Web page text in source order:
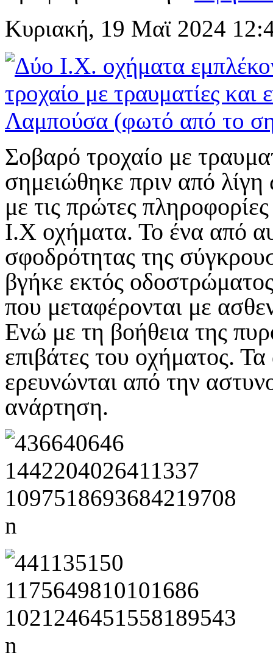
Κυριακή, 19 Μαϊ 2024
Σοβαρό τροχαίο με
σημειώθηκε πριν από
με τις πρώτες
Ι.Χ οχήματα. Το ένα από
σφοδρότητας της
βγήκε εκτός
που μεταφέρονται με
Ενώ με τη βοήθεια της
επιβάτες του οχήματος.
ερευνώνται από την
ανάρτηση.